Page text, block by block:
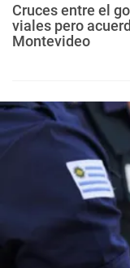
Cruces entre el
viales pero
Montevideo